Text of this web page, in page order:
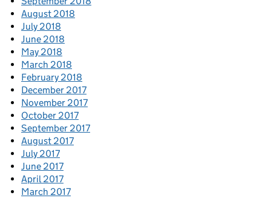
August 2018
July 2018
June 2018
May 2018
March 2018
February 2018
December 2017
November 2017
October 2017
September 2017
August 2017
July 2017
June 2017
April 2017
March 2017